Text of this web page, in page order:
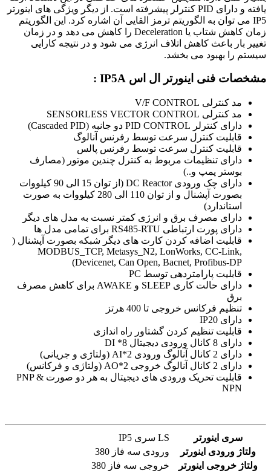
یافته و دارای PID کنترلر پیشرفته است. از دیگر ویژگی‌ های اینورتر
IP5 می‌ توان به الگوریتم ترمز القایی آن اشاره کرد. این الگوریتم
زمان کاهش شتاب یا Deceleration را کاهش می دهد و در زمان
تغییر بار باعث کاهش اتلاف انرژی می شود و در نتیجه کارایی
سیستم را بهبود می بخشد.
مشخصات فنی اینورتر ال اس IP5A :
مد کنترلی V/F CONTROL
مد کنترلی SENSORLESS VECTOR CONTROL
دارای کنترلر PID CONTROL دو جانبه (Cascaded PID)
قابلیت کنترل سرعت توسط رفرنس آنالوگ
قابلیت کنترل سرعت توسط رفرنس پالس
دارای تنظیمات مربوط به کنترل چندین موتور (مصارف
بوستر پمپ و..)
دارای چک ورودی DC Reactor (از توان 15 الی 90 کیلووات
بصورت آپشنال و از توان 110 الی 280 کیلووات به صورت
استاندارد)
دارای مصرف برق و انرژی کمتر نسبت به مدل های دیگر
دارای پورت ارتباطی RS485-RTU برای تمامی مدل ها
قابلیت اضافه کردن کارت های دیگر شبکه بصورت آپشنال (
MODBUS_TCP, Metasys_N2, LonWorks, CC-Link,
Devicenet, Can Open, Bacnet, Profibus-DP)
قابلیت پارامتردهی توسط PC
دارای حالت کاری SLEEP و AWAKE برای کاهش مصرف
برق
تنظیم فرکانس خروجی تا 400 هرتز
دارای IP20
قابلیت تنظیم کردن گشتاور راه اندازی
دارای 8 کانال ورودی دیجیتال 8* DI
دارای 2 کانال آنالوگ ورودی 2*AI (ولتاژی و جریانی)
دارای 2 کانال آنالوگ خروجی 2*AO (ولتاژی و فرکانس)
قابلیت تحریک ورودی های دیجیتال به هر دو صورت PNP &
NPN
سری اینورتر
LS سری IP5
ولتاژ ورودی اینورتر
ورودی سه فاز 380
ولتاژ خروجی اینورتر
خروجی سه فاز 380